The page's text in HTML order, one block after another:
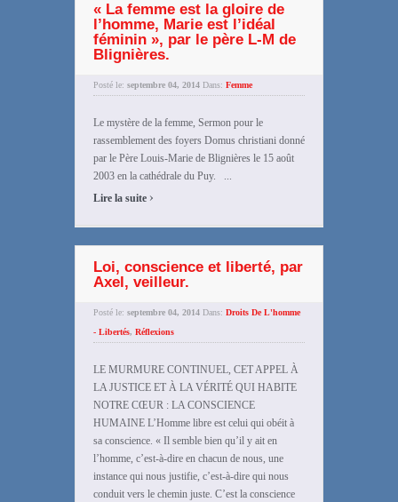
« La femme est la gloire de
l’homme, Marie est l’idéal
féminin », par le père L-M de
Blignières.
Posté le: septembre 04, 2014 Dans: Femme
Le mystère de la femme, Sermon pour le
rassemblement des foyers Domus christiani donné
par le Père Louis-Marie de Blignières le 15 août
2003 en la cathédrale du Puy. ...
Lire la suite ›
Loi, conscience et liberté, par
Axel, veilleur.
Posté le: septembre 04, 2014 Dans: Droits De L'homme
- Libertés, Réflexions
LE MURMURE CONTINUEL, CET APPEL À
LA JUSTICE ET À LA VÉRITÉ QUI HABITE
NOTRE CŒUR : LA CONSCIENCE
HUMAINE L’Homme libre est celui qui obéit à
sa conscience. « Il semble bien qu’il y ait en
l’homme, c’est-à-dire en chacun de nous, une
instance qui nous justifie, c’est-à-dire qui nous
conduit vers le chemin juste. C’est la conscience